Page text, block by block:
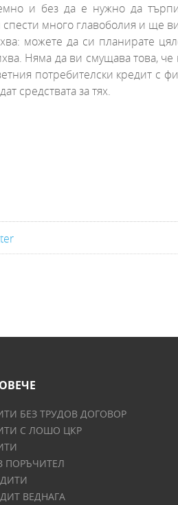
и без да е нужно да
много главоболия и ще ви
можете да си планирате
Няма да ви смущава това,
потребителски кредит
средствата за тях.
БЕЗ ТРУДОВ ДОГОВОР
С ЛОШО ЦКР
ПОРЪЧИТЕЛ
ВЕДНАГА